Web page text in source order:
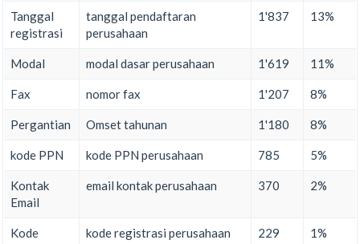
Tanggal
registrasi
tanggal pendaftaran
perusahaan
1'837 13%
Modal modal dasar perusahaan 1'619 11%
Fax nomor fax 1'207 8%
Pergantian Omset tahunan 1'180 8%
kode PPN kode PPN perusahaan 785 5%
Kontak
Email
email kontak perusahaan 370 2%
Kode kode registrasi perusahaan 229 1%